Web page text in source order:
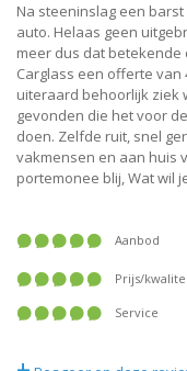
Na steeninslag een
auto. Helaas geen
meer dus dat betekende
Carglass een offerte van
uiteraard behoorlijk ziek
gevonden die het voor
doen. Zelfde ruit, snel
vakmensen en aan huis
portemonee blij, Wat wil
Aanbod
Prijs/
Service